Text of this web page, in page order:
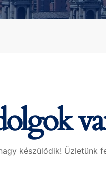
készülődik! Üzletünk